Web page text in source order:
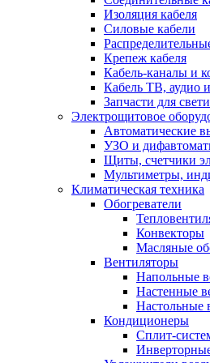
Изоляция кабеля
Силовые кабели
Крепеж кабеля
Кабель-каналы и
Кабель ТВ, аудио
Запчасти для
Электрощитовое
Автоматические
УЗО и
Щиты, счетчики
Мультиметры,
Климатическая техника
Обогреватели
Конвекторы
Масляные
Вентиляторы
Напольные
Настенные
Настольные
Кондиционеры
Сплит-